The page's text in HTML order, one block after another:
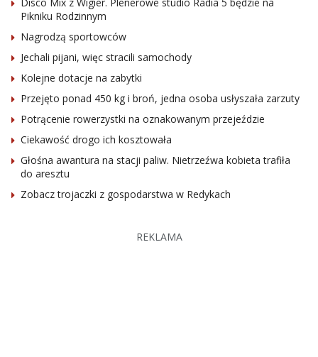
Pikniku Rodzinnym
Nagrodzą sportowców
Jechali pijani, więc stracili samochody
Kolejne dotacje na zabytki
Przejęto ponad 450 kg i broń, jedna osoba usłyszała zarzuty
Potrącenie rowerzystki na oznakowanym przejeździe
Ciekawość drogo ich kosztowała
Głośna awantura na stacji paliw. Nietrzeźwa kobieta trafiła
do aresztu
Zobacz trojaczki z gospodarstwa w Redykach
REKLAMA